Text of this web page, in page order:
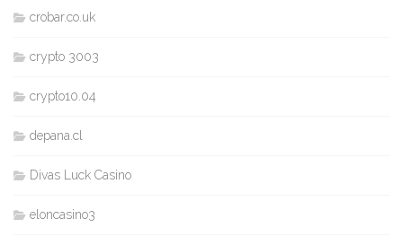
crobar.co.uk
crypto 3003
crypto10.04
depana.cl
Divas Luck Casino
eloncasino3